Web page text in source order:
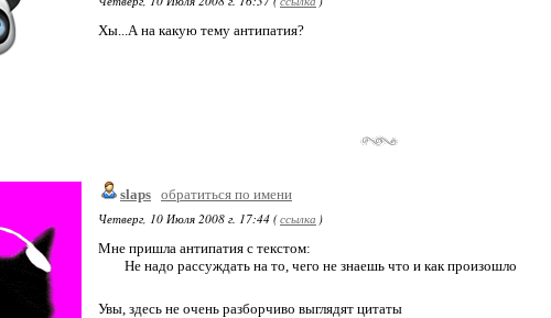
Хы...А на какую тему антипатия?
slaps обратиться по имени
Четверг, 10 Июля 2008 г. 17:44 (ссылка )
Мне пришла антипатия с текстом:
Не надо рассуждать на то, чего не знаешь что и как произошло
Увы, здесь не очень разборчиво выглядят цитаты